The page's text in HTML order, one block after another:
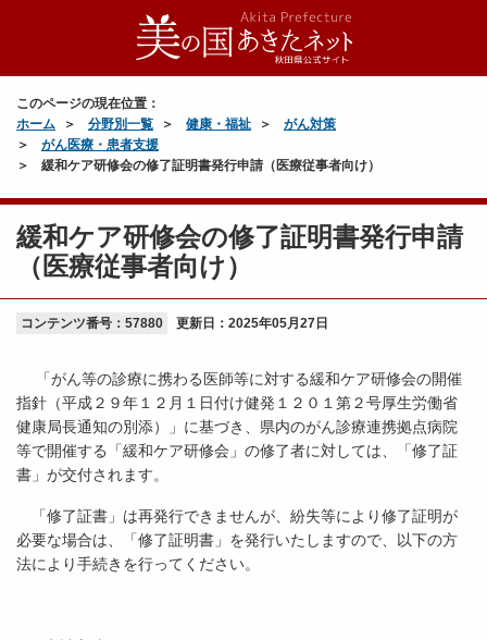
このページの現在位置：
ホーム
分野別一覧 健康・福祉
がん対策
がん医療・患者支援
緩和ケア研修会の修了証明書発行申請（医療従事者向け）
緩和ケア研修会の修了証明書発行申請
（医療従事者向け）
コンテンツ番号：57880 更新日： 2025年05月27日
「がん等の診療に携わる医師等に対する緩和ケア研修会の開催
指針（平成２９年１２月１日付け健発１２０１第２号厚生労働省
健康局長通知の別添）」に基づき、県内のがん診療連携拠点病院
等で開催する「緩和ケア研修会」の修了者に対しては、「修了証
書」が交付されます。
「修了証書」は再発行できませんが、紛失等により修了証明が
必要な場合は、「修了証明書」を発行いたしますので、以下の方
法により手続きを行ってください。